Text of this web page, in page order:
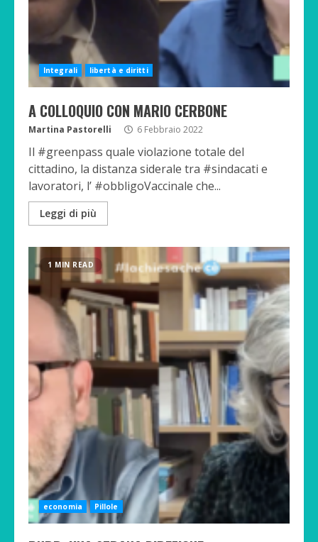
Integrali libertà e diritti
A COLLOQUIO CON MARIO CERBONE
Martina Pastorelli 6 Febbraio 2022
Il #greenpass quale violazione totale del
cittadino, la distanza siderale tra #sindacati e
lavoratori, l’ #obbligoVaccinale che...
Leggi di più
1 MIN READ
economia Pillole